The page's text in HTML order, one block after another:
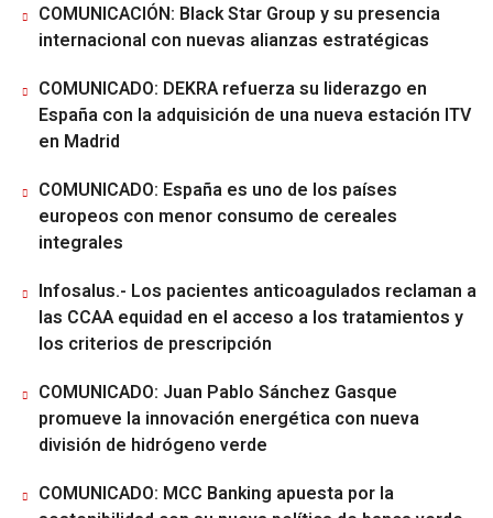
COMUNICACIÓN: Black Star Group y su presencia
internacional con nuevas alianzas estratégicas
COMUNICADO: DEKRA refuerza su liderazgo en
España con la adquisición de una nueva estación ITV
en Madrid
COMUNICADO: España es uno de los países
europeos con menor consumo de cereales
integrales
Infosalus.- Los pacientes anticoagulados reclaman a
las CCAA equidad en el acceso a los tratamientos y
los criterios de prescripción
COMUNICADO: Juan Pablo Sánchez Gasque
promueve la innovación energética con nueva
división de hidrógeno verde
COMUNICADO: MCC Banking apuesta por la